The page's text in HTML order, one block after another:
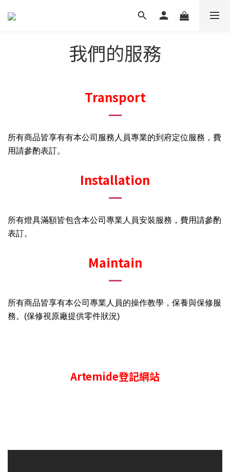
我們的服務
Transport
所有商品皆享有有本公司服務人員專業的到府定位服務，費
用請參酌表訂。
Installation
所有燈具滿額皆包含本公司專業人員安裝服務， 費用請參酌
表訂。
Maintain
所有商品皆享有本公司專業人員的操作教學，保養與保修服
務。 (保修視原廠提供零件狀況)
Artemide登記網站